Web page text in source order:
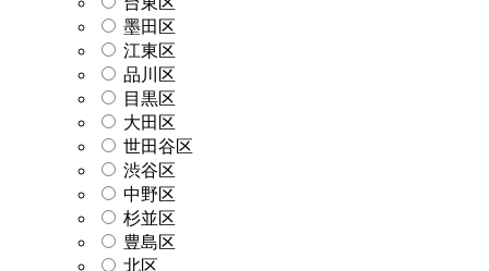
墨田区
江東区
品川区
目黒区
大田区
世田谷区
渋谷区
中野区
杉並区
豊島区
北区